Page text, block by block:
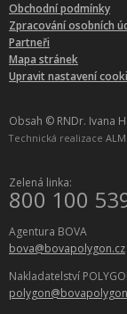
Obchodní podmínky
Zpracování osobních
Partneři
Mapa stránek
Upravit nastavení
Obsah © RNDr. Ivana
Technická realizace
Zelená linka:
800 100
Agentura BOVA
bova@bovapolygon.cz
Nakladatelství